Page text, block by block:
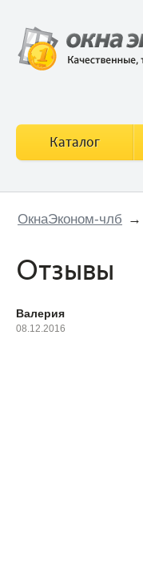
ОкнаЭконом-члб →
Отзывы
Валерия
08.12.2016
Каталог